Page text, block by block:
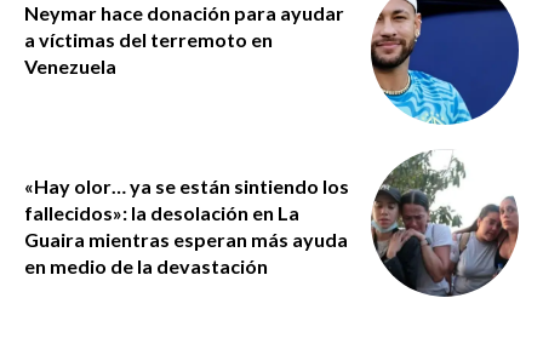
Neymar hace donación para ayudar
a víctimas del terremoto en
Venezuela
«Hay olor… ya se están sintiendo los
fallecidos»: la desolación en La
Guaira mientras esperan más ayuda
en medio de la devastación